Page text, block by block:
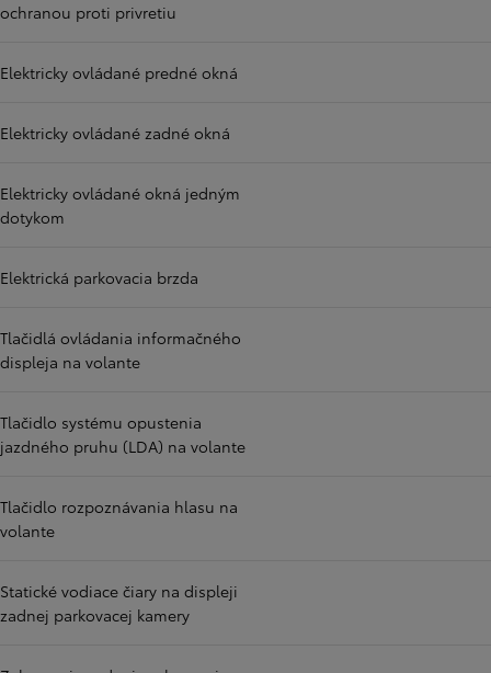
ochranou proti privretiu
Elektricky ovládané predné okná
Elektricky ovládané zadné okná
Elektricky ovládané okná jedným
dotykom
Elektrická parkovacia brzda
Tlačidlá ovládania informačného
displeja na volante
Tlačidlo systému opustenia
jazdného pruhu (LDA) na volante
Tlačidlo rozpoznávania hlasu na
volante
Statické vodiace čiary na displeji
zadnej parkovacej kamery